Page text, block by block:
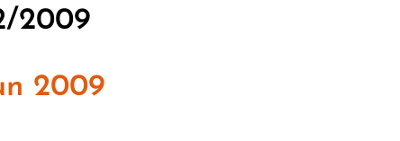
2009
2009